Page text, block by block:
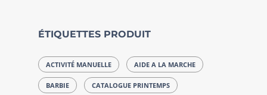
ÉTIQUETTES PRODUIT
ACTIVITÉ MANUELLE AIDE A LA MARCHE
BARBIE CATALOGUE PRINTEMPS